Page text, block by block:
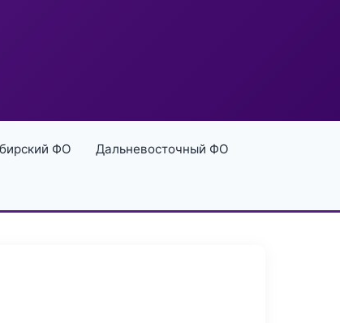
ФО Дальневосточный ФО